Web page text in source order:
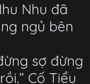
Nhu đã
ngủ bên
sợ đừng
Cố Tiểu